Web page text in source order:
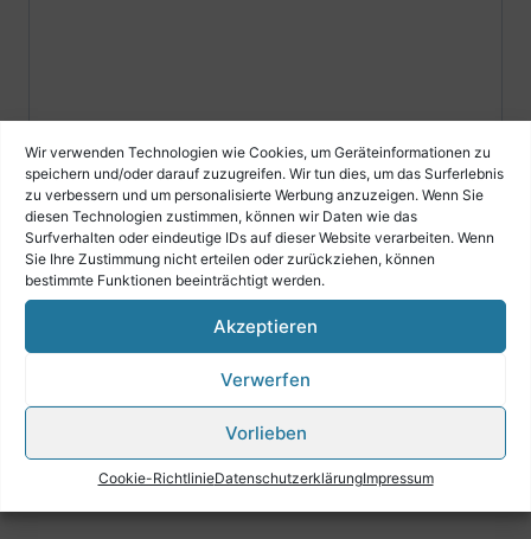
Wir verwenden Technologien wie Cookies, um Geräteinformationen zu
speichern und/oder darauf zuzugreifen. Wir tun dies, um das Surferlebnis
zu verbessern und um personalisierte Werbung anzuzeigen. Wenn Sie
diesen Technologien zustimmen, können wir Daten wie das
Surfverhalten oder eindeutige IDs auf dieser Website verarbeiten. Wenn
Sie Ihre Zustimmung nicht erteilen oder zurückziehen, können
bestimmte Funktionen beeinträchtigt werden.
Akzeptieren
Verwerfen
Vorlieben
Cookie-RichtlinieDatenschutzerklärungImpressum
Ähnliche Produkte